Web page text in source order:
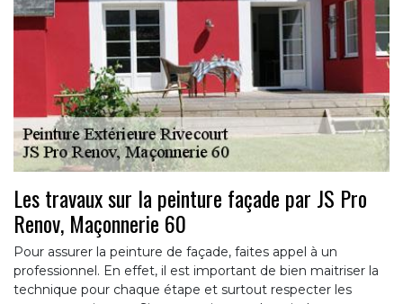
Les travaux sur la peinture façade par JS Pro
Renov, Maçonnerie 60
Pour assurer la peinture de façade, faites appel à un
professionnel. En effet, il est important de bien maitriser la
technique pour chaque étape et surtout respecter les